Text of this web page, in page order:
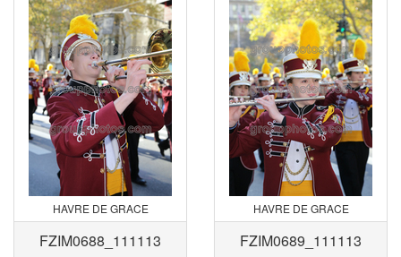
HAVRE DE GRACE
FZIM0688_111113
HAVRE DE GRACE
FZIM0689_111113